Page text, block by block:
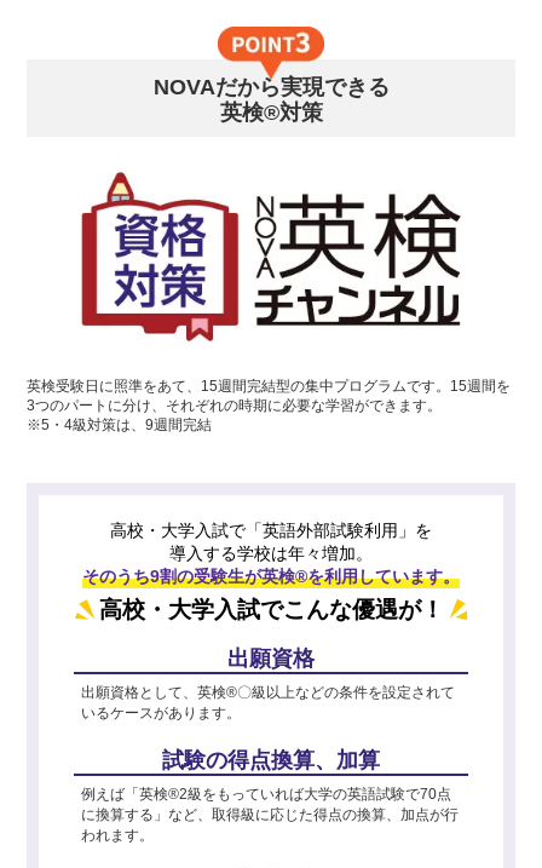
NOVAだから実現できる
英検®対策
英検受験日に照準をあて、15週間完結型の集中プログラムです。15週間を
3つのパートに分け、それぞれの時期に必要な学習ができます。
※5・4級対策は、9週間完結
高校・大学入試で「英語外部試験利用」を
導入する学校は年々増加。
そのうち9割の受験生が英検®を利用しています。
高校・大学入試でこんな優遇が！
出願資格
出願資格として、英検®〇級以上などの条件を設定されて
いるケースがあります。
試験の得点換算、加算
例えば「英検®2級をもっていれば大学の英語試験で70点
に換算する」など、取得級に応じた得点の換算、加点が行
われます。